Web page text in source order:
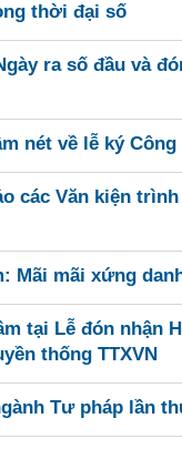
thời đại số
ra số đầu và
nét về lễ ký
các Văn kiện
Mãi mãi xứng
tại Lễ đón nhận
thống TTXVN
Tư pháp lần